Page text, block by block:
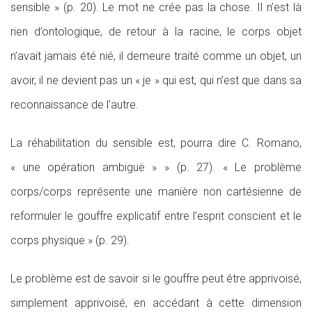
sensible » (p. 20). Le mot ne crée pas la chose. Il n’est là
rien d’ontologique, de retour à la racine, le corps objet
n’avait jamais été nié, il demeure traité comme un objet, un
avoir, il ne devient pas un « je » qui est, qui n’est que dans sa
reconnaissance de l’autre.
La réhabilitation du sensible est, pourra dire C. Romano,
« une opération ambiguë » » (p. 27). « Le problème
corps/corps représente une manière non cartésienne de
reformuler le gouffre explicatif entre l’esprit conscient et le
corps physique » (p. 29).
Le problème est de savoir si le gouffre peut être apprivoisé,
simplement apprivoisé, en accédant à cette dimension